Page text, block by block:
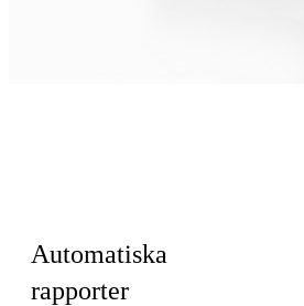
Automatiska
rapporter